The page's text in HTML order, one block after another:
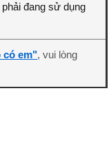
đang sử dụng
có em", vui lòng